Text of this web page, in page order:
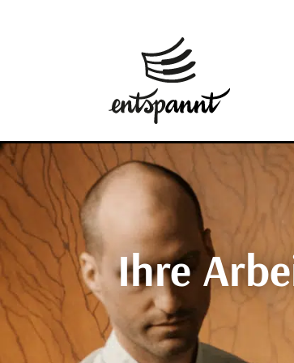
Ihre